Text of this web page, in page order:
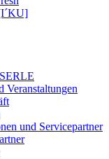
Veranstaltungen
und Servicepartner